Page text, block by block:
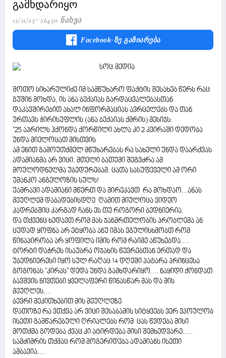
გამხდარიყო
12/11/23 26450 Ნახვა
Facebook-Ზე Გაზიარება
შოთო სიხარულიძე იმ სამწუხარო ფაქტის შესახებ წერს რაც
გუშინ მოხდა, ის ანა ბექაიას გარდაცვალებასთან
დაკავშირებით ახალ ინფორმაციას ავრცელებს და თან
ურთავს ჭირისუფლის (ანა ბექაიას ქმრის) მესიჯს:
"25 აპრილს ჰქონდა ქორწილი ახლა კი 2 კვირაში დედობა
უნდა მიელოცათ მისთვის
ამ ენით გამოუთქმელ მწუხარებას რა სახელი უნდა დაარქვას
ადამიანმა არ ვიცი. მთელი ბათუმი შეგვძრა ამ
მოულოდნელმა უბედურებამ. ცათა სასუფეველი ამ ორი
უმანკო ანგელოზის სულს!
უამრავი ადამიანი მწერთ და მირეკავთ რა მოხდაო...ანას
მეუღლემ დაბადებისდღე ღამით მიულოცა ვიდეო
კადრებშიც კარგად ჩანს ეს თუ როგორი ბედნიერია.
და თქვენც ხედავთ რომ მას ჯანმრთელობის პრობლემა ან
ცუდად ყოფნა არ ეტყობა ანუ იმას ვგულისხმობთ რომ
წინაპირობა არ ყოფილა იმის რომ რაიმე აწუხებდა....
ტორტი დაჭრეს ისაუბრა ოჯახის წევრებთან ერთად და
უბედნიერესი იყო სულ რაღაც 14 დღეში პატარა პრინცესა
გოგონას "კირას" დედა უნდა გამხდარიყო.... ნაყიდი ქონდათ
ბავშვის ნივთები ყველაფერი წინასწარ მას და მის
მეუღლეს....
ბევრი მეკითხებით მის მეუღლეზე
დათოზე რა ვთქვა არ ვიცი შესაბამის სიტყვებს ვერ ვპოულობ
ისეთი გამწარებული ღრიალებს რომ ცას წვდება მისი
მოთქმა გოდება ქვაც კი ატირდება მისი შემხედვარე.....
სამძიმრის თქმაც რომ მოგერიდება ადამიანს ისეთი
ამბავია....